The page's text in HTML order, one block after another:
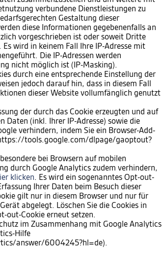
verbundene Dienstleistungen zu
Gestaltung dieser
diese Informationen gegebenenfalls an
vorgeschrieben ist oder soweit Dritte
wird in keinem Fall Ihre IP-Adresse mit
Die IP-Adressen werden
nicht möglich ist (IP-Masking).
durch eine entsprechende Einstellung der
jedoch darauf hin, dass in diesem Fall
dieser Website vollumfänglich genutzt
der durch das Cookie erzeugten und auf
Daten (inkl. Ihrer IP-Adresse) sowie die
verhindern, indem Sie ein Browser-Add-
tools.google.com/dlpage/gaoptout?
bei Browsern auf mobilen
durch Google Analytics zudem verhindern,
klicken. Es wird ein sogenanntes Opt-out-
Ihrer Daten beim Besuch dieser
gilt nur in diesem Browser und nur für
abgelegt. Löschen Sie die Cookies in
out-Cookie erneut setzen.
im Zusammenhang mit Google Analytics
Hilfe
answer/6004245?hl=de).